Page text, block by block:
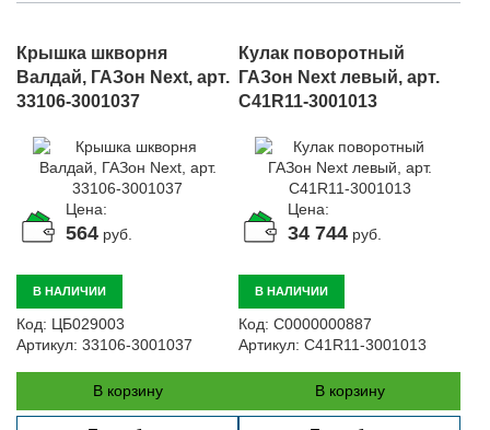
Крышка шкворня
Валдай, ГАЗон Next, арт.
33106-3001037
Цена:
564 руб.
В НАЛИЧИИ
Код: ЦБ029003
Артикул: 33106-3001037
В корзину
Кулак поворотный
ГАЗон Next левый, арт.
C41R11-3001013
Цена:
34 744 руб.
В НАЛИЧИИ
Код: С0000000887
Артикул: C41R11-3001013
В корзину